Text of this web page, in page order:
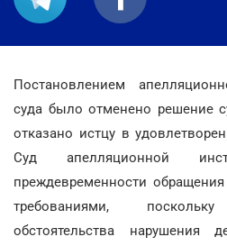
Постановлением
суда было отменено решение
отказано истцу в
Суд апелляционной
преждевременности
требованиями,
обстоятельства нарушения